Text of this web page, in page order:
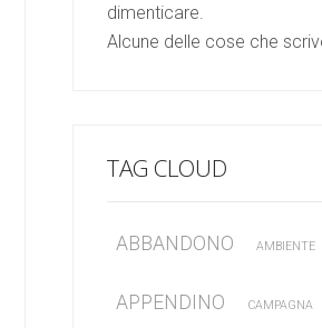
dimenticare.
Alcune delle cose che
TAG CLOUD
ABBANDONO AMBIENTE
APPENDINO CAMPAGNA